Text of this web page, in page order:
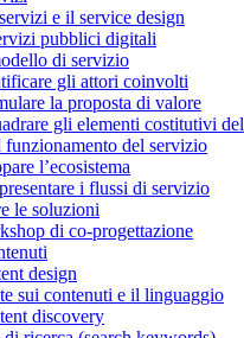
e il service design
pubblici digitali
di servizio
gli attori coinvolti
la proposta di valore
gli elementi costitutivi
del servizio
l’ecosistema
i flussi di servizio
le soluzioni
di co-progettazione
design
sui contenuti e il linguaggio
discovery